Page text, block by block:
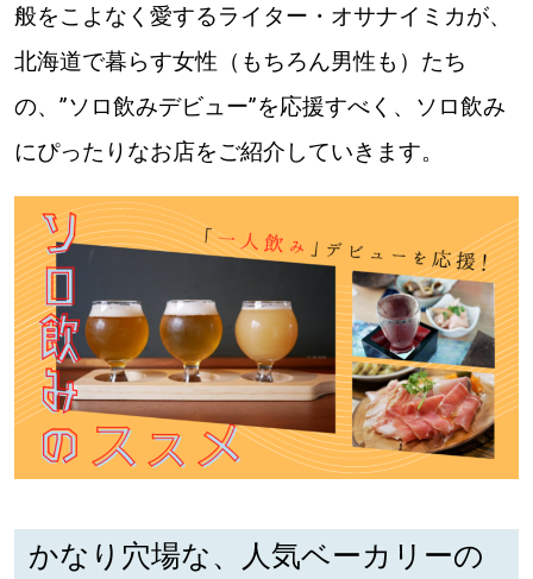
道北
道南
道東
道央
KEYWORD キーワード
Sitakke編集部あい
【いろんな価値観や生き方に触れたい】
Sitakke編集部 IKU
【暮らしの知恵を身につけたい】
般をこよなく愛するライター・オサナイミカが、
北海道で暮らす女性（もちろん男性も）たち
の、”ソロ飲みデビュー”を応援すべく、ソロ飲み
にぴったりなお店をご紹介していきます。
かなり穴場な、人気ベーカリーの